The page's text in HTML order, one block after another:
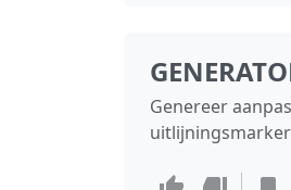
Genereer